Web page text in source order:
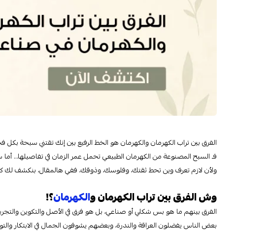
الفرق بين تراب الكهرمان والكهرمان هو الخط الرفيع بين إنك تقتني سبحة
فـ السبح المصنوعة من الكهرمان الطبيعي تحمل عمر الزمان في تفاصيلها…
ولأن لازم تعرف وين تحط ثقتك، وفلوسك، وذوقك، ففي هالمقال، بنكشف لك كل
وش الفرق بين تراب الكهرمان والكهرمان؟!
الفرق بينهم ما هو بس شكلي أو صناعي، بل هو فرق في الأصل والتكوين
بعض الناس يفضلون العراقة والندرة، وبعضهم يشوفون الجمال في الابتكار